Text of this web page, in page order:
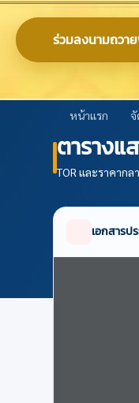
ร่วมลงนามถวา
0-2579-
หน้าแรก
ตารางแ
เศรษฐกิ
TOR และราคากล
เอกสารป